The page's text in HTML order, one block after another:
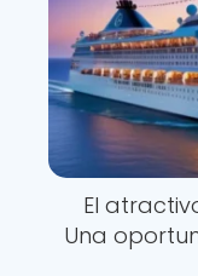
El
Una